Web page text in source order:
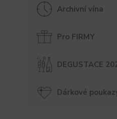
Archivní vína
Pro FIRMY
DEGUSTACE
Dárkové